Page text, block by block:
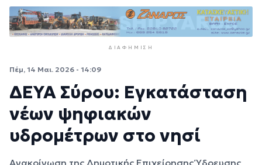
ΔΙΑΦΉΜΙΣΗ
Πέμ, 14 Μαι. 2026 - 14:09
ΔΕΥΑ Σύρου: Εγκατάσταση
νέων ψηφιακών
υδρομέτρων στο νησί
Ανακοίνωση της Δημοτικής Επιχείρησης Ύδρευσης